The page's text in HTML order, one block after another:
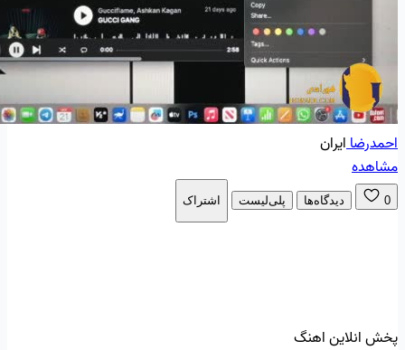
احمدرضاایران
مشاهده
0 دیدگاه‌ها پلی‌لیست اشتراک
پخش انلاین اهنگ